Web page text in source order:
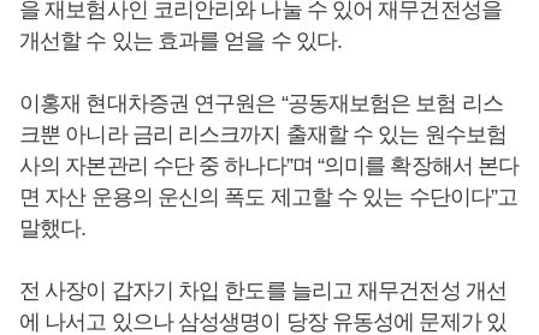
을 재보험사인 코리안리와 나눌 수 있어 재무건전성을
개선할 수 있는 효과를 얻을 수 있다.
이홍재 현대차증권 연구원은 “공동재보험은 보험 리스
크뿐 아니라 금리 리스크까지 출재할 수 있는 원수보험
사의 자본관리 수단 중 하나다”며 “의미를 확장해서 본다
면 자산 운용의 운신의 폭도 제고할 수 있는 수단이다”고
말했다.
전 사장이 갑자기 차입 한도를 늘리고 재무건전성 개선
에 나서고 있으나 삼성생명이 당장 유동성에 문제가 있